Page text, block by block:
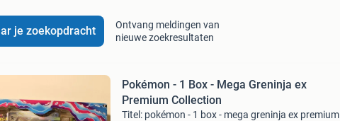
je zoekopdracht
Ontvang meldingen van
nieuwe zoekresultaten
Pokémon - 1 Box - Mega Greninja ex
Premium Collection
Titel: pokémon - 1 box - mega greninja ex premium